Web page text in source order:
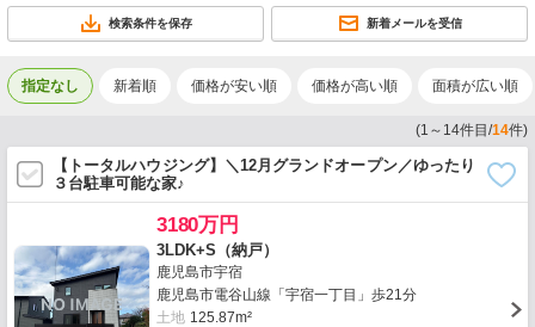
検索条件を保存 新着メールを受信
指定なし 新着順 価格が安い順 価格が高い順 面積が広い順
(1 ～ 14件目/14件)
【トータルハウジング】＼12月グランドオープン／ゆったり
３台駐車可能な家♪
3180万円
3LDK+S（納戸）
鹿児島市宇宿
鹿児島市電谷山線「宇宿一丁目」歩21分
土地 125.87m²